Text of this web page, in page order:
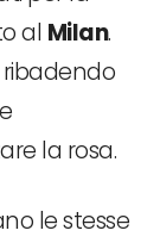
al Milan.
la rosa.
le stesse